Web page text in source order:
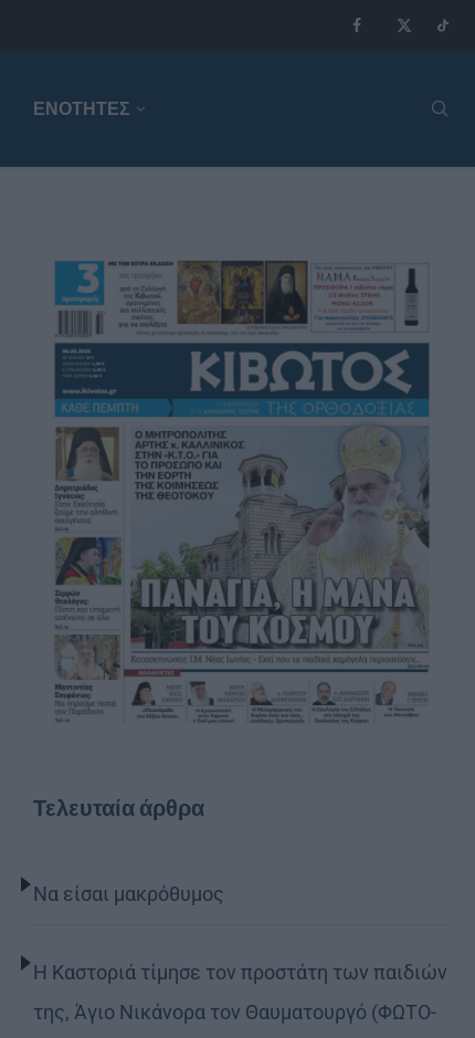
ΕΝΟΤΗΤΕΣ
Τελευταία άρθρα
Να είσαι μακρόθυμος
Η Καστοριά τίμησε τον προστάτη των παιδιών
της, Άγιο Νικάνορα τον Θαυματουργό (ΦΩΤΟ-